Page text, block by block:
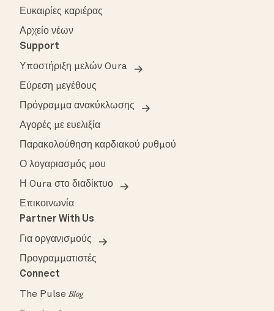
Ευκαιρίες καριέρας
Αρχείο νέων
Support
Υποστήριξη μελών Oura
Εύρεση μεγέθους
Πρόγραμμα ανακύκλωσης
Αγορές με ευελιξία
Παρακολούθηση καρδιακού ρυθμού
Ο λογαριασμός μου
Η Oura στο διαδίκτυο
Επικοινωνία
Partner With Us
Για οργανισμούς
Προγραμματιστές
Connect
The PulseBlog